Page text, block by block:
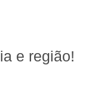
e região!